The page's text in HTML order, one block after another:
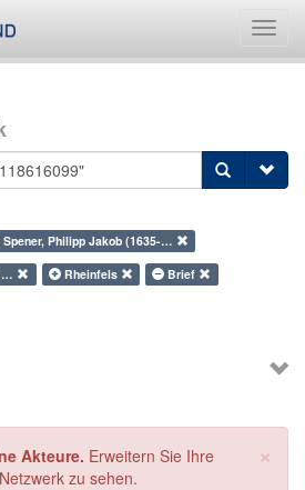
Spener, Philipp Jakob (1635-…
Rheinfels Brief
×
Akteure. Erweitern Sie Ihre
zu sehen.